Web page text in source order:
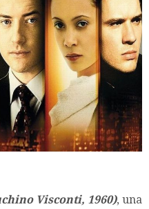
Visconti, 1960), una